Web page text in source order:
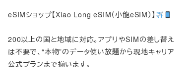
eSIMショップ【Xiao Long eSIM（小龍eSIM）】
200以上の国と地域に対応。アプリやSIMの差し替え
は不要で、“本物”のデータ使い放題から現地キャリア
公式プランまで揃います。